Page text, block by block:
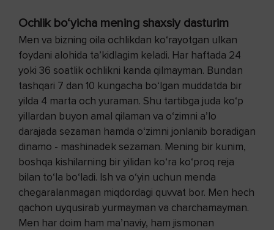
Ochlik bo‘yicha mening shaxsiy dasturim
Men va bizning oila ochlikdan ko‘rayotgan ulkan
foydani alohida ta’kidlagim keladi. Har haftada 24
yoki 36 soatlik ochlikni kanda qilmayman. Bundan
tashqari 7 dan 10 kungacha bo‘lgan muddatda bir
yilda 4 marta och yuraman. Shu tartibga juda ko‘p
yillardan buyon amal qilaman va o‘zimni a’lo
darajada sezaman hamda o‘zimni jonlanib boradigan
dinamo - mashinadek sezaman. Mening bir kunim,
boshqa kishilarning bir yilidan ko‘ra ko‘proq reja
bilan to‘la bo‘ladi. Ish va o‘yin uchun menda
chegaralanmagan miqdordagi quvvat bor. Men hech
qachon uyqusirab yurmayman va charchamayman.
Men har doim ham ma’naviy, ham jismonan